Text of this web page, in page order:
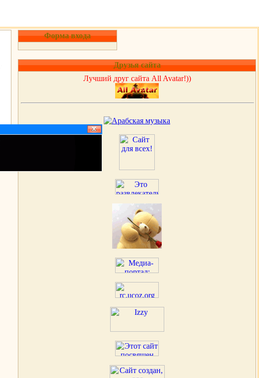
Форма входа
Друзья сайта
Лучший друг сайта All Avatar!))